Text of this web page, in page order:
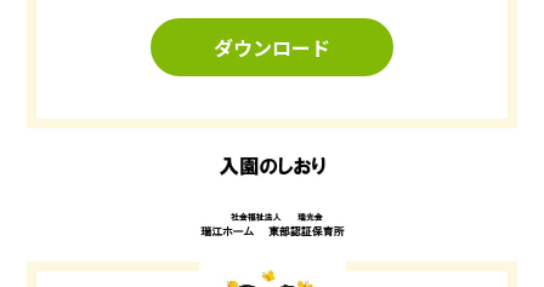
ダウンロード